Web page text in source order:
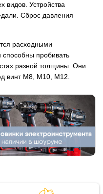
видов. Устройства
Сброс давления
расходными
пробивать
разной толщины. Они
винт М8, М10, М12.